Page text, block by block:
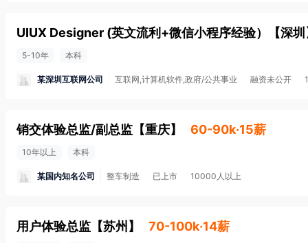
UIUX Designer (英文流利+微信小程序经验） 【深圳
5-10年 本科
某深圳互联网公司 互联网,计算机软件,政府/公共事业 融资未公开
销交体验总监/副总监 【重庆】 60-90k·15薪
10年以上 本科
某国内知名公司 整车制造 已上市 10000人以上
用户体验总监 【苏州 】 70-100k·14薪